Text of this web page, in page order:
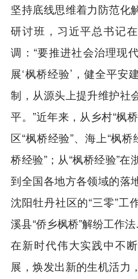
坚持底线思维着力防范化
研讨班，习近平总书记
调：“要推进社会治理现
展‘枫桥经验’，健全平安
制，从源头上提升维护社
平。”近年来，从乡村“枫
区“枫桥经验”、海上“枫桥
桥经验”；从“枫桥经验”在
到全国各地方各领域的落
沈阳牡丹社区的“三零”工
溪县“侨乡枫桥”解纷工作
在新时代伟大实践中不
展，焕发出新的生机活力